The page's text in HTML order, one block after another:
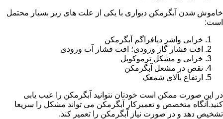
خاموش شدن آبگرمکن دیواری با یکی از علت های زیر بسیار محتمل
است:
خرابی واشر دیافراگم آبگرمکن
افت فشار گاز ورودی؛ افت فشار آب ورودی
خرابی و مشکل ترموکوپل
نقص در مشعل آبگرمکن
ارتفاع بالای شمعک
در این صورت ممکن است خودتان نتوانید آبگرمکن را عیب یابی
کنید.آنگاه متخصص و تعمیرکار آبگرمکن می تواند مشکل را سریعا
تشخیص دهد و در صورت نیاز آبگرمکن را تعمیر کند.